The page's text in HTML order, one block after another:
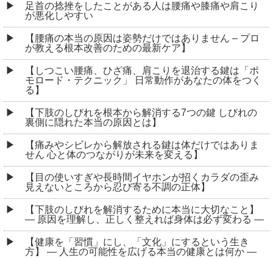
足首の捻挫をしたことがある人は腰痛や膝痛や肩こり
が悪化しやすい
【腰痛の本当の原因は姿勢だけではありません – プロ
が教える根本改善のための最新ケア】
【しつこい腰痛、ひざ痛、肩こりを退治する鍵は「ポ
モロード・テクニック」 日常動作があなたの体をつく
る】
【下肢のしびれを根本から解消する7つの鍵 しびれの
裏側に隠れた本当の原因とは】
【痛みやシビレから解放される鍵は体だけではありま
せん 心と体のつながりが未来を変える】
【目の使いすぎや長時間イヤホンが招くカラダの歪み
見えないところから忍び寄る不調の正体】
【下肢のしびれを解消するために本当に大切なこと】
― 原因を理解し、正しく整えれば身体は必ず変わる ―
【健康を「習慣」にし、「文化」にするという生き
方】 ― 人生の可能性を広げる本当の健康とは何か ―